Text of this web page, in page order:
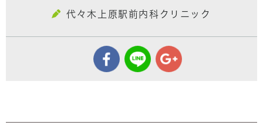
代々木上原駅前内科クリニック